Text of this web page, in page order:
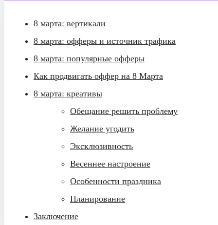
8 марта: вертикали
8 марта: офферы и источник трафика
8 марта: популярные офферы
Как продвигать оффер на 8 Марта
8 марта: креативы
Обещание решить проблему
Желание угодить
Эксклюзивность
Весеннее настроение
Особенности праздника
Планирование
Заключение